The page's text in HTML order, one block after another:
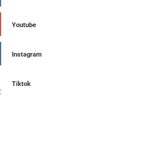
Youtube
Instagram
Tiktok